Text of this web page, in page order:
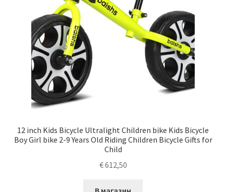
12 inch Kids Bicycle Ultralight Children bike Kids Bicycle
Boy Girl bike 2-9 Years Old Riding Children Bicycle Gifts for
Child
€612,50